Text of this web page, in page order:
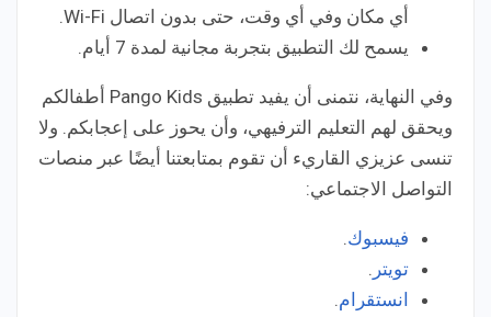
أي مكان وفي أي وقت، حتى بدون اتصال Wi-Fi.
يسمح لك التطبيق بتجربة مجانية لمدة 7 أيام.
وفي النهاية، نتمنى أن يفيد تطبيق Pango Kids أطفالكم
ويحقق لهم التعليم الترفيهي، وأن يحوز على إعجابكم. ولا
تنسى عزيزي القاريء أن تقوم بمتابعتنا أيضًا عبر منصات
التواصل الاجتماعي:
فيسبوك.
تويتر .
انستقرام.